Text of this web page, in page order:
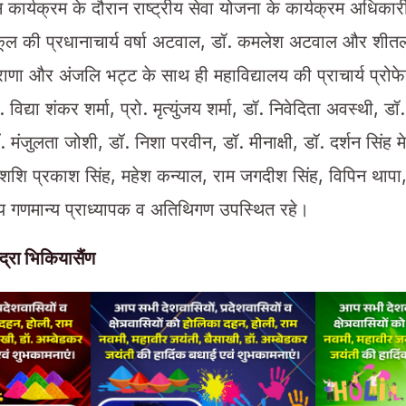
के दौरान राष्ट्रीय सेवा योजना के कार्यक्रम
की प्रधानाचार्य वर्षा अटवाल, डॉ. कमलेश अटवाल और
और अंजलि भट्ट के साथ ही महाविद्यालय की प्राचार्य
विद्या शंकर शर्मा, प्रो. मृत्युंजय शर्मा, डॉ. निवेदिता अवस्थी,
मंजुलता जोशी, डॉ. निशा परवीन, डॉ. मीनाक्षी, डॉ. दर्शन सिंह
प्रकाश सिंह, महेश कन्याल, राम जगदीश सिंह, विपिन
गणमान्य प्राध्यापक व अतिथिगण उपस्थित रहे।
भिकियासैंण